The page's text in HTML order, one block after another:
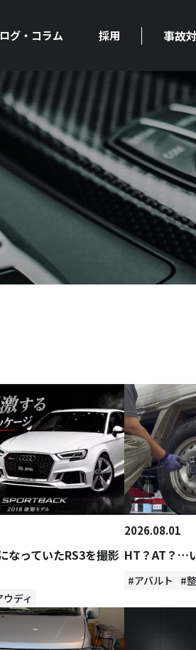
グ・コラム 採用 事故
なっていたRS3を撮影
ディ
2026.08.01
HT？AT？…
#アバルト #